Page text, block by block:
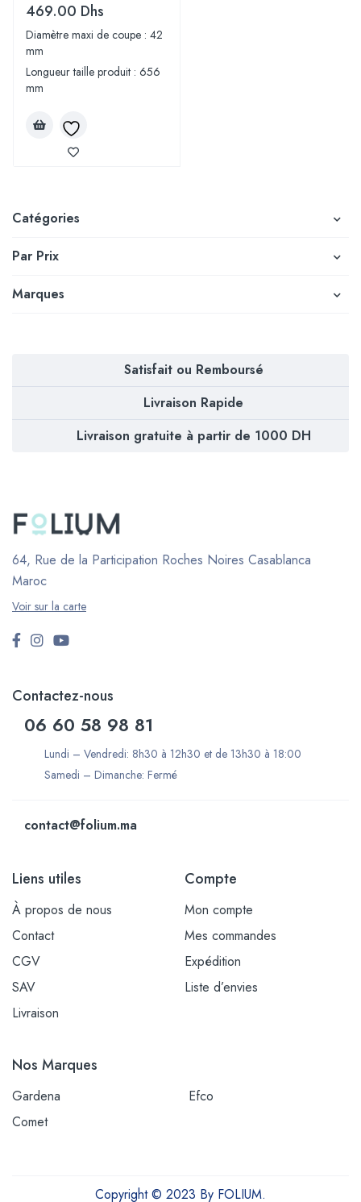
Catégories
Par Prix
Marques
469.00 Dhs
Diamètre maxi de coupe : 42
mm
Longueur taille produit : 656
mm
Satisfait ou Remboursé
Livraison Rapide
Livraison gratuite à partir de 1000 DH
64, Rue de la Participation Roches Noires Casablanca
Maroc
Voir sur la carte
Contactez-nous
06 60 58 98 81
Lundi – Vendredi: 8h30 à 12h30 et de 13h30 à 18:00
Samedi – Dimanche: Fermé
contact@folium.ma
Liens utiles
À propos de nous
Contact
CGV
SAV
Livraison
Compte
Mon compte
Mes commandes
Expédition
Liste d’envies
Nos Marques
Gardena
Efco
Comet
Copyright © 2023 By FOLIUM.